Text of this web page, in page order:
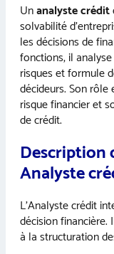
Unanalyste crédit
solvabilité
les décisions de
fonctions, il
risques et formule
décideurs. Son
risque financier et
de crédit.
Description
Analyste
L’Analyste crédit
décision financière.
à la structuration